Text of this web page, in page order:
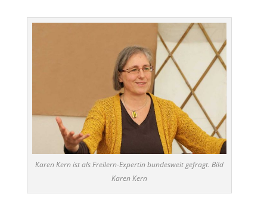
Karen Kern ist als Freilern-Expertin bundesweit gefragt. Bild
Karen Kern